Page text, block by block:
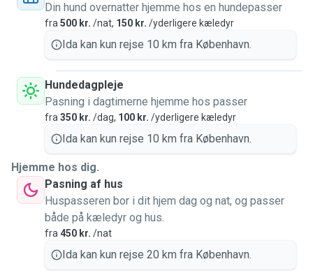
Din hund overnatter hjemme hos en hundepasser
fra 500 kr. /nat, 150 kr. /yderligere kæledyr
Ida kan kun rejse 10 km fra København.
Hundedagpleje
Pasning i dagtimerne hjemme hos passer
fra 350 kr. /dag, 100 kr. /yderligere kæledyr
Ida kan kun rejse 10 km fra København.
Hjemme hos dig.
Pasning af hus
Huspasseren bor i dit hjem dag og nat, og passer
både på kæledyr og hus.
fra 450 kr. /nat
Ida kan kun rejse 20 km fra København.